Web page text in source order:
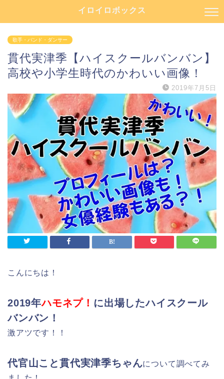
イロイロボックス
歌手・バンド・ダンサー
貫代実津季【ハイスクールバンバン】
高校や小学生時代のかわいい画像！
2019年7月5日
こんにちは！
2019年ハモネプ！ に出場したハイスクール
バンバン！
激アツです！！
代官山こと貫代実津季ちゃんについて調べてみ